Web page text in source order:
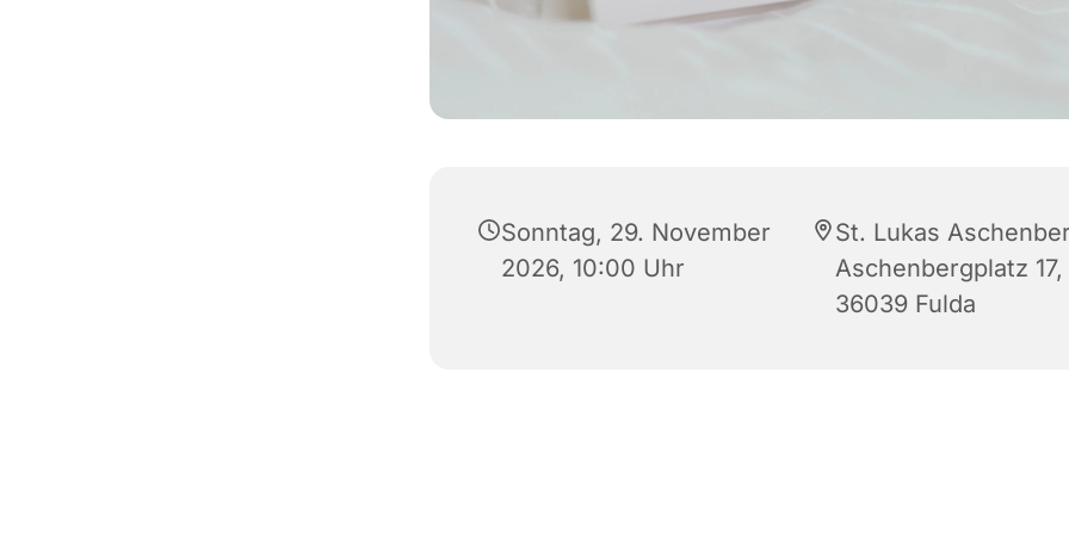
Sonntag, 29. November
2026, 10:00 Uhr
St. Lukas
Aschenbergplatz 17,
36039 Fulda